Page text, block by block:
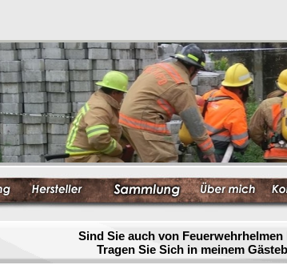
Sind Sie auch von
Tragen Sie Sich in meinem